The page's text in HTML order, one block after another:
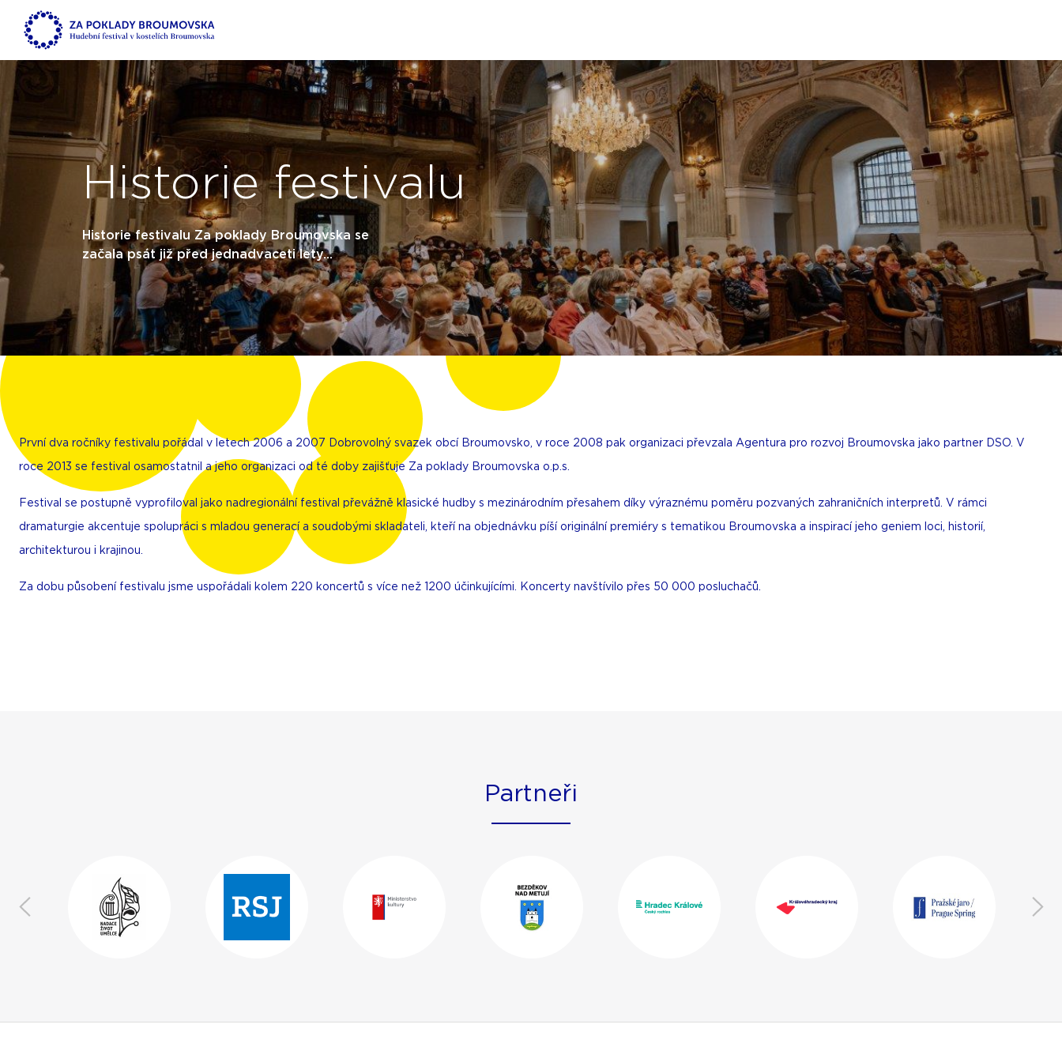
Historie festivalu
Historie festivalu Za poklady Broumovska se
začala psát již před jednadvaceti lety...
​První dva ročníky festivalu pořádal v letech 2006 a 2007 Dobrovolný svazek obcí Broumovsko, v roce 2008 pak organizaci převzala Agentura pro rozvoj Broumovska jako partner DSO. V
roce 2013 se festival osamostatnil a jeho organizaci od té doby zajišťuje Za poklady Broumovska o.p.s.
Festival se postupně vyprofiloval jako nadregionální festival převážně klasické hudby s mezinárodním přesahem díky výraznému poměru pozvaných zahraničních interpretů. V rámci
dramaturgie akcentuje spolupráci s mladou generací a soudobými skladateli, kteří na objednávku píší originální premiéry s tematikou Broumovska a inspirací jeho geniem loci, historií,
architekturou i krajinou.
Za dobu působení festivalu jsme uspořádali kolem 220 koncertů s více než 1200 účinkujícími. Koncerty navštívilo přes 50 000 posluchačů.
Partneři